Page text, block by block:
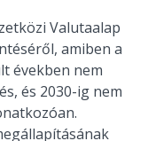
Valutaalap
amiben a
években nem
és 2030-ig nem